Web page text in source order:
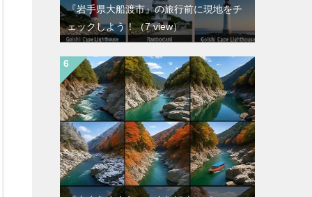
『岩手県大船渡市』の旅行前に現地をチ
ェックしよう！（7 view）